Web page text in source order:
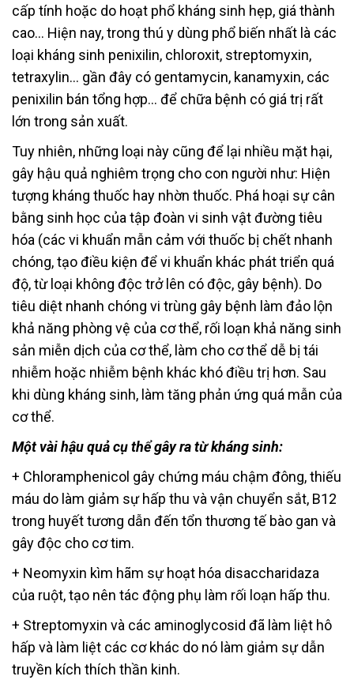
cấp tính hoặc do hoạt phổ kháng sinh hẹp, giá thành
cao… Hiện nay, trong thú y dùng phổ biến nhất là các
loại kháng sinh penixilin, chloroxit, streptomyxin,
tetraxylin… gần đây có gentamycin, kanamyxin, các
penixilin bán tổng hợp… để chữa bệnh có giá trị rất
lớn trong sản xuất.
Tuy nhiên, những loại này cũng để lại nhiều mặt hại,
gây hậu quả nghiêm trọng cho con người như: Hiện
tượng kháng thuốc hay nhờn thuốc. Phá hoại sự cân
bằng sinh học của tập đoàn vi sinh vật đường tiêu
hóa (các vi khuẩn mẫn cảm với thuốc bị chết nhanh
chóng, tạo điều kiện để vi khuẩn khác phát triển quá
độ, từ loại không độc trở lên có độc, gây bệnh). Do
tiêu diệt nhanh chóng vi trùng gây bệnh làm đảo lộn
khả năng phòng vệ của cơ thể, rối loạn khả năng sinh
sản miễn dịch của cơ thể, làm cho cơ thể dễ bị tái
nhiễm hoặc nhiễm bệnh khác khó điều trị hơn. Sau
khi dùng kháng sinh, làm tăng phản ứng quá mẫn của
cơ thể.
Một vài hậu quả cụ thể gây ra từ kháng sinh:
+ Chloramphenicol gây chứng máu chậm đông, thiếu
máu do làm giảm sự hấp thu và vận chuyển sắt, B12
trong huyết tương dẫn đến tổn thương tế bào gan và
gây độc cho cơ tim.
+ Neomyxin kìm hãm sự hoạt hóa disaccharidaza
của ruột, tạo nên tác động phụ làm rối loạn hấp thu.
+ Streptomyxin và các aminoglycosid đã làm liệt hô
hấp và làm liệt các cơ khác do nó làm giảm sự dẫn
truyền kích thích thần kinh.